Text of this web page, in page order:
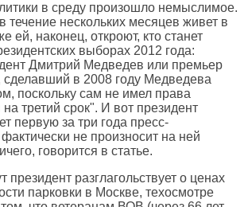
в среду произошло немыслимое.
течение нескольких месяцев живет в
ей, наконец, откроют, кто станет
выборах 2012 года:
Дмитрий Медведев или премьер
в 2008 году Медведева
поскольку сам не имел права
третий срок". И вот президент
первую за три года пресс-
не произносит на ней
говорится в статье.
президент разглагольствует о ценах
парковки в Москве, техосмотре